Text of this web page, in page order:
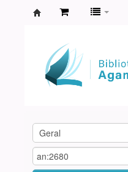
Agamenon
Magalhães